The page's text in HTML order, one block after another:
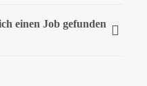
einen Job gefunden